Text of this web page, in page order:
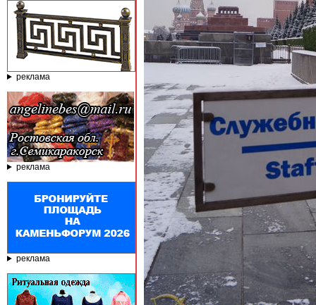
реклама
реклама
реклама